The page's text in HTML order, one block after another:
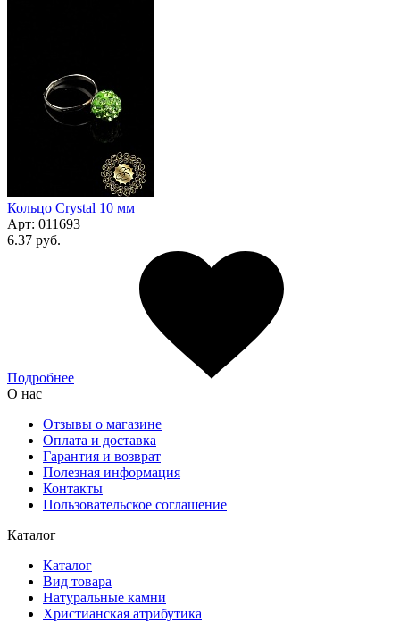
Кольцо Crystal 10 мм
Арт: 011693
6.37 руб.
Подробнее
О нас
Отзывы о магазине
Оплата и доставка
Гарантия и возврат
Полезная информация
Контакты
Пользовательское соглашение
Каталог
Каталог
Вид товара
Натуральные камни
Христианская атрибутика